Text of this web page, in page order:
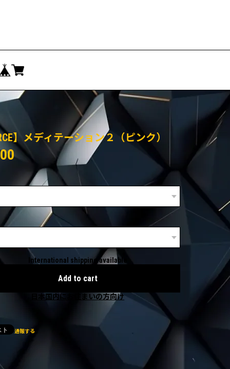
】メディテーション２（ピンク）
International shipping available
Add to cart
日本国内にお住まいの方向け
通報する